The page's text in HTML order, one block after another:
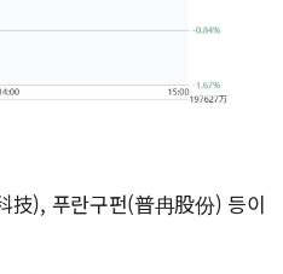
技), 푸란구펀(普冉股份) 등이